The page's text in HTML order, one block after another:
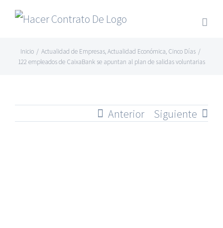
Skip
Inicio / Actualidad de Empresas,Actualidad Económica, Cinco Días /
122 empleados de CaixaBank se apuntan al plan de salidas voluntarias
Anterior Siguiente